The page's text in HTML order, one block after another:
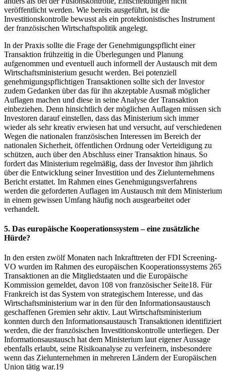
veröffentlicht werden. Wie bereits ausgeführt, ist die
Investitionskontrolle bewusst als ein protektionistisches Instrument
der französischen Wirtschaftspolitik angelegt.
In der Praxis sollte die Frage der Genehmigungspflicht einer
Transaktion frühzeitig in die Überlegungen und Planung
aufgenommen und eventuell auch informell der Austausch mit dem
Wirtschaftsministerium gesucht werden. Bei potenziell
genehmigungspflichtigen Transaktionen sollte sich der Investor
zudem Gedanken über das für ihn akzeptable Ausmaß möglicher
Auflagen machen und diese in seine Analyse der Transaktion
einbeziehen. Denn hinsichtlich der möglichen Auflagen müssen sich
Investoren darauf einstellen, dass das Ministerium sich immer
wieder als sehr kreativ erwiesen hat und versucht, auf verschiedenen
Wegen die nationalen französischen Interessen im Bereich der
nationalen Sicherheit, öffentlichen Ordnung oder Verteidigung zu
schützen, auch über den Abschluss einer Transaktion hinaus. So
fordert das Ministerium regelmäßig, dass der Investor ihm jährlich
über die Entwicklung seiner Investition und des Zielunternehmens
Bericht erstattet. Im Rahmen eines Genehmigungsverfahrens
werden die geforderten Auflagen im Austausch mit dem Ministerium
in einem gewissen Umfang häufig noch ausgearbeitet oder
verhandelt.
5. Das europäische Kooperationssystem – eine zusätzliche
Hürde?
In den ersten zwölf Monaten nach Inkrafttreten der FDI Screening-
VO wurden im Rahmen des europäischen Kooperationssystems 265
Transaktionen an die Mitgliedstaaten und die Europäische
Kommission gemeldet, davon 108 von französischer Seite18. Für
Frankreich ist das System von strategischem Interesse, und das
Wirtschaftsministerium war in den für den Informationsaustausch
geschaffenen Gremien sehr aktiv. Laut Wirtschaftsministerium
konnten durch den Informationsaustausch Transaktionen identifiziert
werden, die der französischen Investitionskontrolle unterliegen. Der
Informationsaustausch hat dem Ministerium laut eigener Aussage
ebenfalls erlaubt, seine Risikoanalyse zu verfeinern, insbesondere
wenn das Zielunternehmen in mehreren Ländern der Europäischen
Union tätig war.19